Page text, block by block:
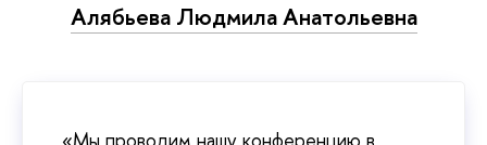
Алябьева Людмила Анатольевна